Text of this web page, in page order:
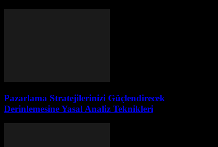
Pazarlama Stratejilerinizi Güçlendirecek
Derinlemesine Yasal Analiz Teknikleri